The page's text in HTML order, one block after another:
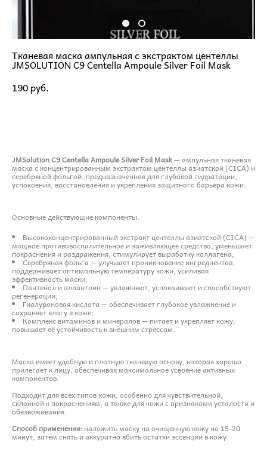
Тканевая маска ампульная с экстрактом центеллы
JMSOLUTION C9 Centella Ampoule Silver Foil Mask
190 pуб.
JMSolution C9 Centella Ampoule Silver Foil Mask— ампульная тканевая
маска с концентрированным экстрактом центеллы азиатской (CICA) и
серебряной фольгой, предназначенная для глубокой гидратации,
успокоения, восстановления и укрепления защитного барьера кожи.
Основные действующие компоненты:
Высококонцентрированный экстракт центеллы азиатской (CICA) —
мощное противовоспалительное и заживляющее средство, уменьшает
покраснения и раздражения, стимулирует выработку коллагена;
Серебряная фольга — улучшает проникновение ингредиентов,
поддерживает оптимальную температуру кожи, усиливая
эффективность маски;
Пантенол и аллантоин — увлажняют, успокаивают и способствуют
регенерации;
Гиалуроновая кислота — обеспечивает глубокое увлажнение и
сохраняет влагу в коже;
Комплекс витаминов и минералов — питает и укрепляет кожу,
повышает её устойчивость к внешним стрессам.
Маска имеет удобную и плотную тканевую основу, которая хорошо
прилегает к лицу, обеспечивая максимальное усвоение активных
компонентов.
Подходит для всех типов кожи, особенно для чувствительной,
склонной к покраснениям, а также для кожи с признаками усталости и
обезвоживания.
Способ применения: наложить маску на очищенную кожу на 15-20
минут, затем снять и аккуратно вбить остатки эссенции в кожу.